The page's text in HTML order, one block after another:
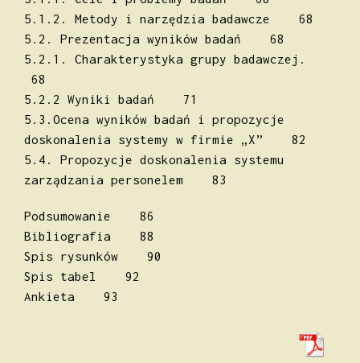
5.1.2. Metody i narzędzia badawcze 68
5.2. Prezentacja wyników badań 68
5.2.1. Charakterystyka grupy badawczej.
68
5.2.2 Wyniki badań 71
5.3.Ocena wyników badań i propozycje
doskonalenia systemy w firmie „X” 82
5.4. Propozycje doskonalenia systemu
zarządzania personelem 83
Podsumowanie 86
Bibliografia 88
Spis rysunków 90
Spis tabel 92
Ankieta 93